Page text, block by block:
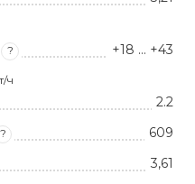
? +18 … +43
ч
2.2
? 609
3,61